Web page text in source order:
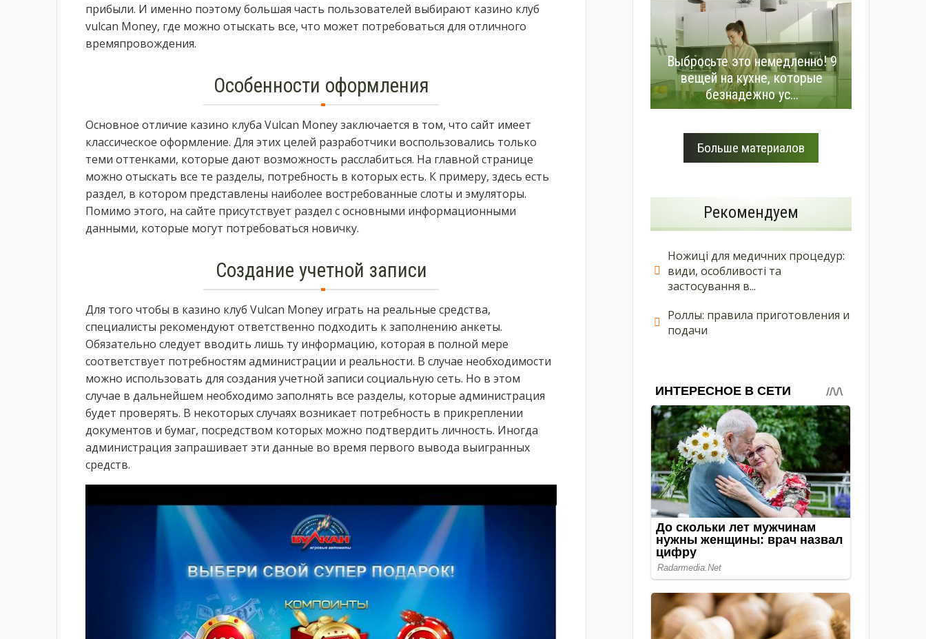
прибыли. И именно поэтому большая часть пользователей выбирают казино клуб
vulcan Money, где можно отыскать все, что может потребоваться для отличного
времяпровождения.
Особенности оформления
Основное отличие казино клуба Vulcan Money заключается в том, что сайт имеет
классическое оформление. Для этих целей разработчики воспользовались только
теми оттенками, которые дают возможность расслабиться. На главной странице
можно отыскать все те разделы, потребность в которых есть. К примеру, здесь есть
раздел, в котором представлены наиболее востребованные слоты и эмуляторы.
Помимо этого, на сайте присутствует раздел с основными информационными
данными, которые могут потребоваться новичку.
Создание учетной записи
Для того чтобы в казино клуб Vulcan Money играть на реальные средства,
специалисты рекомендуют ответственно подходить к заполнению анкеты.
Обязательно следует вводить лишь ту информацию, которая в полной мере
соответствует потребностям администрации и реальности. В случае необходимости
можно использовать для создания учетной записи социальную сеть. Но в этом
случае в дальнейшем необходимо заполнять все разделы, которые администрация
будет проверять. В некоторых случаях возникает потребность в прикреплении
документов и бумаг, посредством которых можно подтвердить личность. Иногда
администрация запрашивает эти данные во время первого вывода выигранных
средств.
Выбросьте это немедленно! 9
вещей на кухне, которые
безнадежно ус...
Больше материалов
Рекомендуем
Ножиці для медичних процедур:
види, особливості та
застосування в...
Роллы: правила приготовления и
подачи